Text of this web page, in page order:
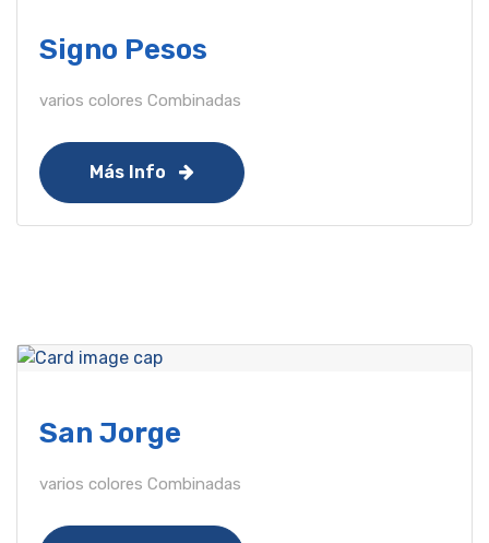
Signo Pesos
varios colores Combinadas
Más Info
San Jorge
varios colores Combinadas